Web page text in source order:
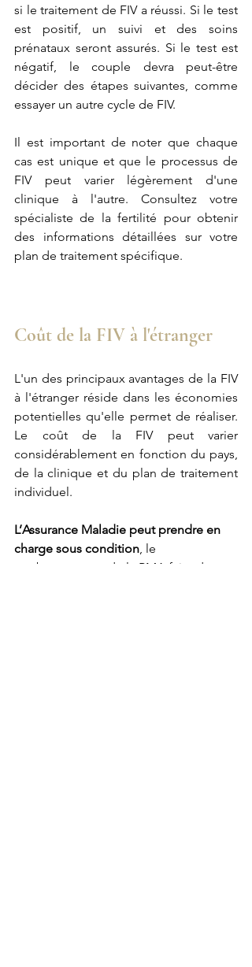
si le traitement de FIV a réussi. Si le test
est positif, un suivi et des soins
prénataux seront assurés. Si le test est
négatif, le couple devra peut-être
décider des étapes suivantes, comme
essayer un autre cycle de FIV.
Il est important de noter que chaque
cas est unique et que le processus de
FIV peut varier légèrement d'une
clinique à l'autre. Consultez votre
spécialiste de la fertilité pour obtenir
des informations détaillées sur votre
plan de traitement spécifique.
Coût de la FIV à l'étranger
L'un des principaux avantages de la FIV
à l'étranger réside dans les économies
potentielles qu'elle permet de réaliser.
Le coût de la FIV peut varier
considérablement en fonction du pays,
de la clinique et du plan de traitement
individuel.
L’Assurance Maladie peut prendre en
charge sous condition, le
remboursement de la PMA faite dans